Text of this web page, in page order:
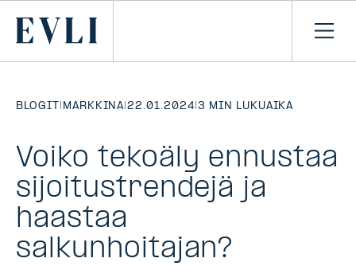
Primary
Avaa
BLOGIT | MARKKINA|22.01.2024|3 MIN LUKUAIKA
Voiko tekoäly ennustaa
sijoitustrendejä ja
haastaa
salkunhoitajan?